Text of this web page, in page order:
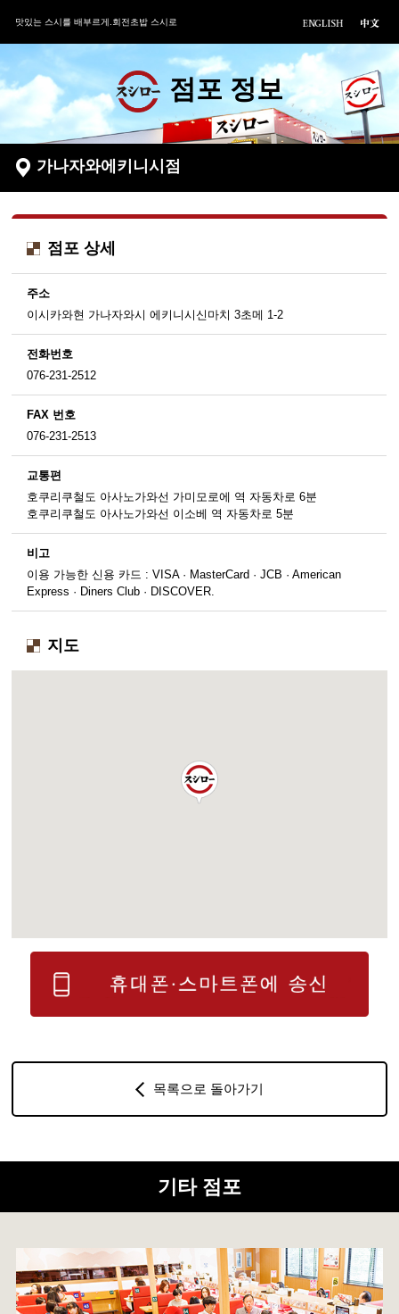
맛있는 스시를 배부르게.회전초밥 스시로
점포 정보
가나자와에키니시점
점포 상세
주소
이시카와현 가나자와시 에키니시신마치 3초메 1-2
전화번호
076-231-2512
FAX 번호
076-231-2513
교통편
호쿠리쿠철도 아사노가와선 가미모로에 역 자동차로 6분
호쿠리쿠철도 아사노가와선 이소베 역 자동차로 5분
비고
이용 가능한 신용 카드 : VISA · MasterCard · JCB · American
Express · Diners Club · DISCOVER.
지도
목록으로 돌아가기
기타 점포